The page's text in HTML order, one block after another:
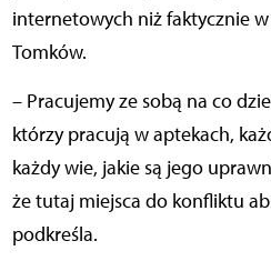
internetowych niż faktycznie
Tomków.
– Pracujemy ze sobą na co
którzy pracują w aptekach,
każdy wie, jakie są jego
że tutaj miejsca do konfliktu
podkreśla.